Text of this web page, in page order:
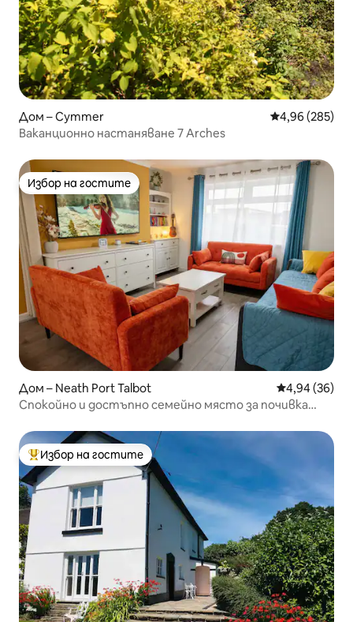
Дом – Cymmer Средна
4,96 (285)
Ваканционно настаняване 7 Arches
Избор на гостите
Избор на гостите
Дом – Neath Port Talbot Средна
4,94 (36)
Спокойно и достъпно семейно място за почивка
Най-популярен избор на гостите
Избор на гостите